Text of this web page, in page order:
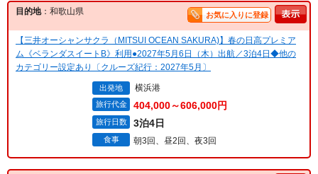
目的地：和歌山県 お気に入りに登録
【三井オーシャンサクラ（MITSUI OCEAN SAKURA)】春の日高プレミア
ム《ベランダスイートB》利用●2027年5月6日（木）出航／3泊4日◆他の
カテゴリー設定あり〔クルーズ紀行：2027年5月〕
出発地 横浜港
旅行代金 404,000～606,000円
旅行日数 3泊4日
食事 朝3回、昼2回、夜3回